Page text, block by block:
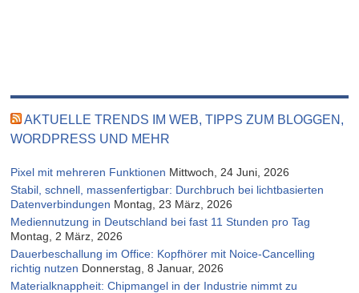
AKTUELLE TRENDS IM WEB, TIPPS ZUM BLOGGEN,
WORDPRESS UND MEHR
Pixel mit mehreren Funktionen Mittwoch, 24 Juni, 2026
Stabil, schnell, massenfertigbar: Durchbruch bei lichtbasierten
Datenverbindungen Montag, 23 März, 2026
Mediennutzung in Deutschland bei fast 11 Stunden pro Tag
Montag, 2 März, 2026
Dauerbeschallung im Office: Kopfhörer mit Noice-Cancelling
richtig nutzen Donnerstag, 8 Januar, 2026
Materialknappheit: Chipmangel in der Industrie nimmt zu